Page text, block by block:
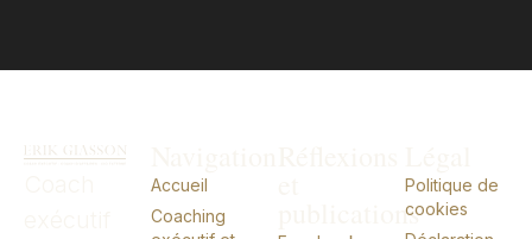
Accueil
Coaching
publications
Politique de
cookies